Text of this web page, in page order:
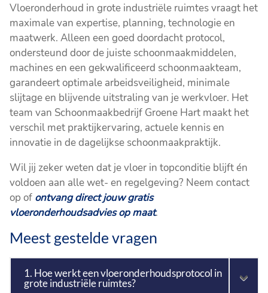
Vloeronderhoud in grote industriële ruimtes vraagt het
maximale van expertise, planning, technologie en
maatwerk. Alleen een goed doordacht protocol,
ondersteund door de juiste schoonmaakmiddelen,
machines en een gekwalificeerd schoonmaakteam,
garandeert optimale arbeidsveiligheid, minimale
slijtage en blijvende uitstraling van je werkvloer. Het
team van Schoonmaakbedrijf Groene Hart maakt het
verschil met praktijkervaring, actuele kennis en
innovatie in de dagelijkse schoonmaakpraktijk.
Wil jij zeker weten dat je vloer in topconditie blijft én
voldoen aan alle wet- en regelgeving? Neem contact
op of ontvang direct jouw gratis
vloeronderhoudsadvies op maat.
Meest gestelde vragen
1. Hoe werkt een vloeronderhoudsprotocol in
grote industriële ruimtes?